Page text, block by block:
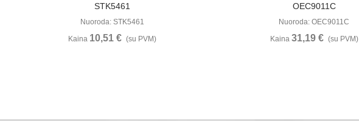
Žiūrėti Daugiau
STK5461
Nuoroda: STK5461
Kaina 10,51 € (su PVM)
Žiūrėti Daugiau
OEC9011C
Nuoroda: OEC9011C
Kaina 31,19 € (su PVM)